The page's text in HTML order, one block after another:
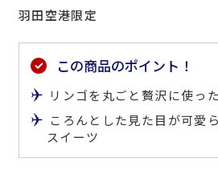
羽田空港限定
この商品のポイント！
リンゴを丸ごと贅沢に使っ
ころんとした見た目が可愛
スイーツ